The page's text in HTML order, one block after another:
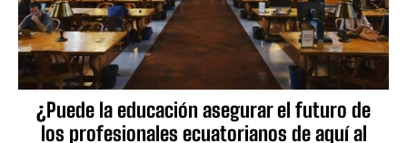
¿Puede la educación asegurar el futuro de
los profesionales ecuatorianos de aquí al